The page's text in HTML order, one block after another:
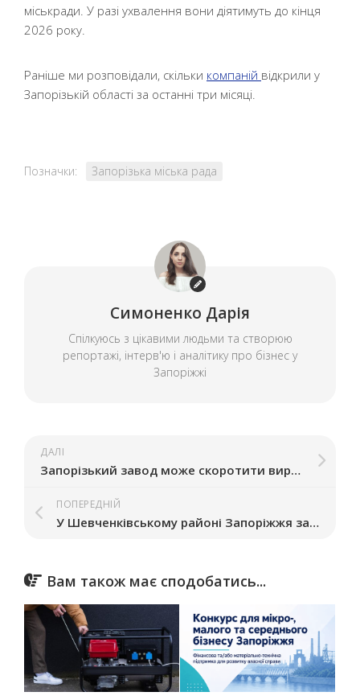
міськради. У разі ухвалення вони діятимуть до кінця
2026 року.
Раніше ми розповідали, скільки компаній відкрили у
Запорізькій області за останні три місяці.
Позначки: Запорізька міська рада
Симоненко Дарія
Спілкуюсь з цікавими людьми та створюю
репортажі, інтерв'ю і аналітику про бізнес у
Запоріжжі
ДАЛІ
Запорізький завод може скоротити виробництво через дефіцит сировини
ПОПЕРЕДНІЙ
У Шевченківському районі Запоріжжя запрацювала нова точка крафтового пива «Дудляр»
Вам також має сподобатись...